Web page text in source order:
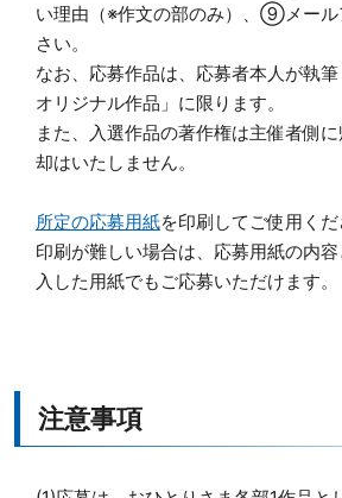
い理由（※作文の部のみ）、⑨メール
さい。
なお、応募作品は、応募者本人が執
オリジナル作品」に限ります。
また、入選作品の著作権は主催者側
却はいたしません。
所定の応募用紙を印刷してご使用くだ
印刷が難しい場合は、応募用紙の内
入した用紙でもご応募いただけます。
注意事項